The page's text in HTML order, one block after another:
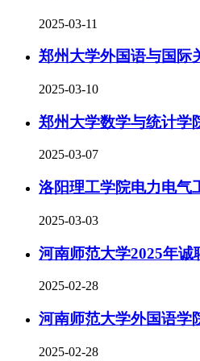
2025-03-11
郑州大学外国语与国际
2025-03-10
郑州大学数学与统计学
2025-03-07
洛阳理工学院电力电气
2025-03-03
河南师范大学2025年
2025-02-28
河南师范大学外国语学
2025-02-28